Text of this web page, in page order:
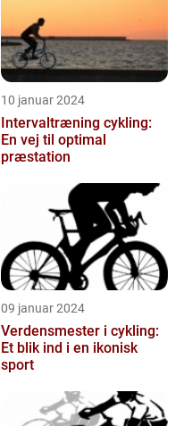
10 januar 2024
Intervaltræning cykling:
En vej til optimal
præstation
09 januar 2024
Verdensmester i cykling:
Et blik ind i en ikonisk
sport